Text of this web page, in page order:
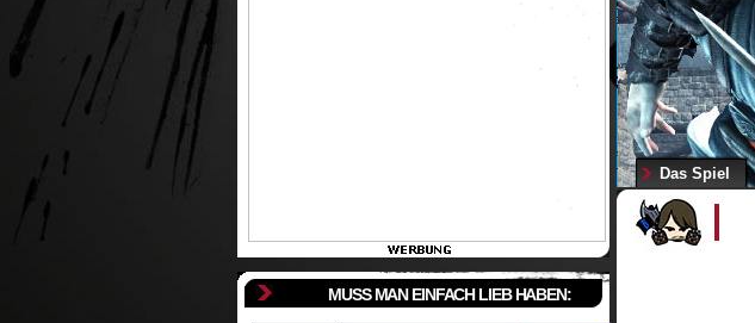
MUSS MAN EINFACH LIEB HABEN:
Das Spiel